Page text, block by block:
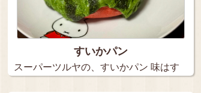
すいかパン
スーパーツルヤの、すいかパン 味はす